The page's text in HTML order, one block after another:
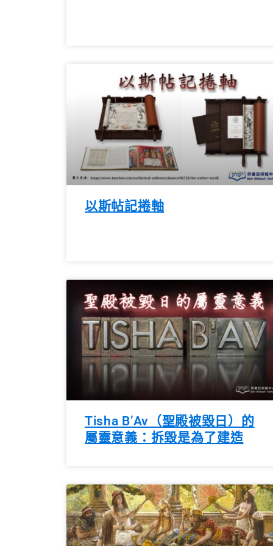
以斯帖記捲軸
Tisha B’Av（聖殿被毀日）的
屬靈意義：拆毀是為了建造